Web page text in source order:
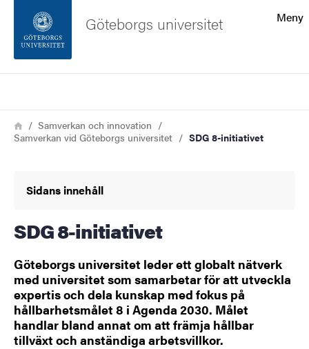
Sidfoten
Om webbplatsen
Meny
Göteborgs universitet
Länkstig
HemSamverkan och innovation
Samverkan vid Göteborgs universitet
SDG 8-initiativet
Sidans innehåll
SDG 8-initiativet
Göteborgs universitet leder ett globalt nätverk
med universitet som samarbetar för att utveckla
expertis och dela kunskap med fokus på
hållbarhetsmålet 8 i Agenda 2030. Målet
handlar bland annat om att främja hållbar
tillväxt och anständiga arbetsvillkor.